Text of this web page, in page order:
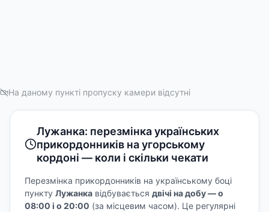
На даному пункті пропуску камери відсутні
Лужанка: перезмінка українських
прикордонників на угорському
кордоні — коли і скільки чекати
Перезмінка прикордонників на українському боці
пункту Лужанка відбувається двічі на добу — о
08:00 і о 20:00 (за місцевим часом). Це регулярні